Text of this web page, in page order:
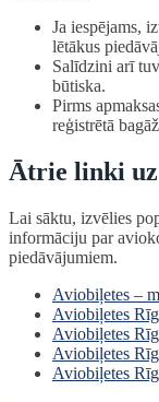
Ja iespējams,
lētākus
Salīdzini arī
būtiska.
Pirms
reģistrētā
Ātrie linki uz
Lai sāktu, izvēlies
informāciju par
piedāvājumiem.
Aviobiļetes –
Aviobiļetes
Aviobiļetes
Aviobiļetes
Aviobiļetes